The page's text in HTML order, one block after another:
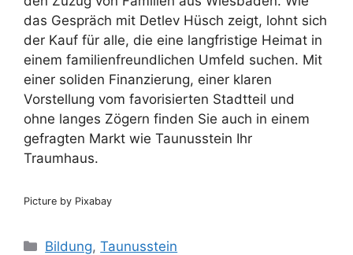
das Gespräch mit Detlev Hüsch zeigt, lohnt sich
der Kauf für alle, die eine langfristige Heimat in
einem familienfreundlichen Umfeld suchen. Mit
einer soliden Finanzierung, einer klaren
Vorstellung vom favorisierten Stadtteil und
ohne langes Zögern finden Sie auch in einem
gefragten Markt wie Taunusstein Ihr
Traumhaus.
Picture by Pixabay
Kategorien
Bildung,Taunusstein